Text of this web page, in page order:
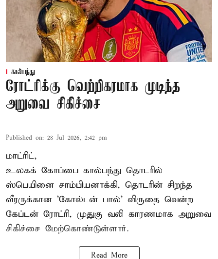
கால்பந்து
ரோட்ரிக்கு வெற்றிகரமாக முடிந்த
அறுவை சிகிச்சை
Published on: 28 Jul 2026, 2:42 pm
மாட்ரிட்,
உலகக் கோப்பை கால்பந்து தொடரில்
ஸ்பெயினை சாம்பியனாக்கி, தொடரின் சிறந்த
வீரருக்கான 'கோல்டன் பால்' விருதை வென்ற
கேப்டன் ரோட்ரி, முதுகு வலி காரணமாக அறுவை
சிகிச்சை மேற்கொண்டுள்ளார்.
Read More